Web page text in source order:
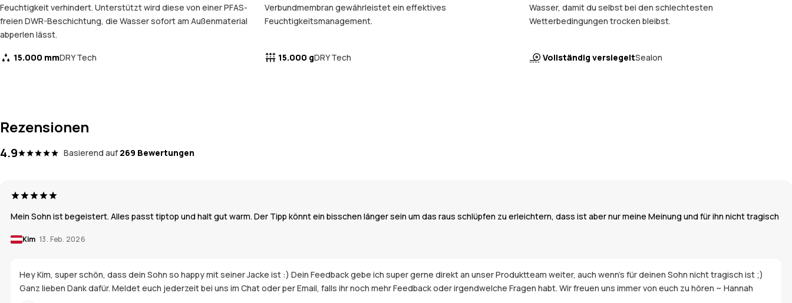
Feuchtigkeit verhindert. Unterstützt wird diese von einer PFAS-
freien DWR-Beschichtung, die Wasser sofort am Außenmaterial
abperlen lässt.
15.000 mmDRY Tech
Verbundmembran gewährleistet ein effektives
Feuchtigkeitsmanagement.
15.000 gDRY Tech
Wasser, damit du selbst bei den schlechtesten
Wetterbedingungen trocken bleibst.
Vollständig versiegeltSealon
Rezensionen
4.9 Basierend auf 269 Bewertungen
Mein Sohn ist begeistert. Alles passt tiptop und halt gut warm. Der Tipp könnt ein bisschen länger sein um das raus schlüpfen zu erleichtern, dass ist aber nur meine Meinung und für ihn nicht tragisch
Kim 13. Feb. 2026
Hey Kim, super schön, dass dein Sohn so happy mit seiner Jacke ist :) Dein Feedback gebe ich super gerne direkt an unser Produktteam weiter, auch wenn's für deinen Sohn nicht tragisch ist ;)
Ganz lieben Dank dafür. Meldet euch jederzeit bei uns im Chat oder per Email, falls ihr noch mehr Feedback oder irgendwelche Fragen habt. Wir freuen uns immer von euch zu hören ~ Hannah